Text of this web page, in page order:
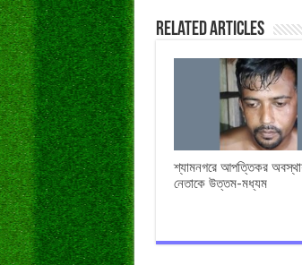
Related Articles
শ্যামনগরে আপত্তিকর
নেতাকে উত্তম-মধ্যম